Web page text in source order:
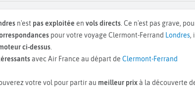
n'est pas exploitée en vols directs . Ce n'est pas grave,
pour votre voyage Clermont-Ferrand Londres,
ci-dessus
avec Air France au départ de Clermont-Ferrand
votre vol pour partir au meilleur prixà la découverte